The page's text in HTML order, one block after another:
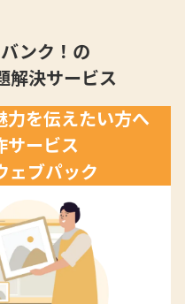
ンク！の
解決サービス
力を伝えたい方へ
サービス
ェブパック